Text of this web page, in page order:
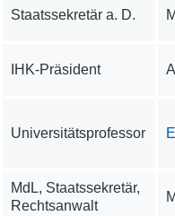
Staatssekretär a. D.
IHK-Präsident
Universitätsprofessor
MdL, Staatssekretär,
Rechtsanwalt